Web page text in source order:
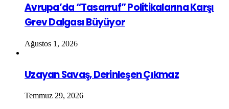
Avrupa’da “Tasarruf” Politikalarına Karşı
Grev Dalgası Büyüyor
Ağustos 1, 2026
Uzayan Savaş, Derinleşen Çıkmaz
Temmuz 29, 2026